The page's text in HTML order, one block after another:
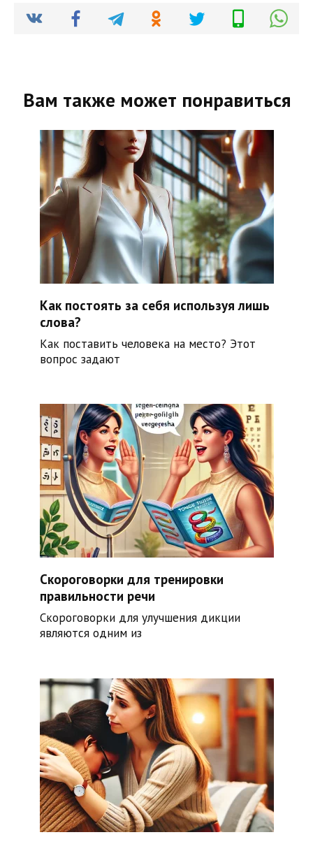
Вам также может понравиться
Как постоять за себя используя лишь
слова?
Как поставить человека на место? Этот
вопрос задают
Скороговорки для тренировки
правильности речи
Скороговорки для улучшения дикции
являются одним из